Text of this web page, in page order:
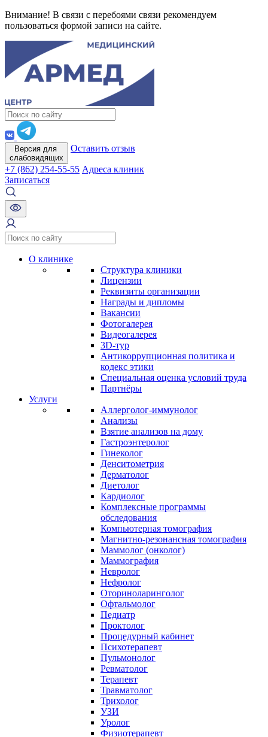
Внимание! В связи с перебоями связи рекомендуем
пользоваться формой записи на сайте.
Версия для
слабовидящих
Оставить отзыв
+7 (862) 254-55-55 Адреса клиник
Записаться
О клинике
Структура клиники
Лицензии
Реквизиты организации
Награды и дипломы
Вакансии
Фотогалерея
Видеогалерея
3D-тур
Антикоррупционная политика и
кодекс этики
Специальная оценка условий труда
Партнёры
Услуги
Аллерголог-иммунолог
Анализы
Взятие анализов на дому
Гастроэнтеролог
Гинеколог
Денситометрия
Дерматолог
Диетолог
Кардиолог
Комплексные программы
обследования
Компьютерная томография
Магнитно-резонансная томография
Маммолог (онколог)
Маммография
Невролог
Нефролог
Оториноларинголог
Офтальмолог
Педиатр
Проктолог
Процедурный кабинет
Психотерапевт
Пульмонолог
Ревматолог
Терапевт
Травматолог
Трихолог
УЗИ
Уролог
Физиотерапевт